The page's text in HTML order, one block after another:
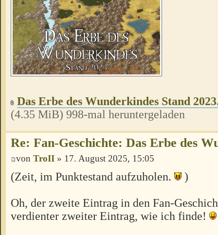
Das Erbe des Wunderkindes Stand
(4.35 MiB) 998-mal heruntergeladen
Re: Fan-Geschichte: Das Erbe des
von TroII » 17. August 2025, 15:05
(Zeit, im Punktestand aufzuholen.
)
Oh, der zweite Eintrag in den Fan-
verdienter zweiter Eintrag, wie ich finde!